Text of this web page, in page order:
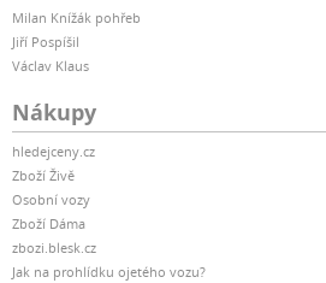
Milan Knížák pohřeb
Jiří Pospíšil
Václav Klaus
Nákupy
hledejceny.cz
Zboží Živě
Osobní vozy
Zboží Dáma
zbozi.blesk.cz
Jak na prohlídku ojetého vozu?